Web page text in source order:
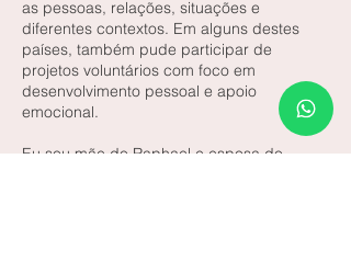
as pessoas, relações, situações e
diferentes contextos. Em alguns destes
países, também pude participar de
projetos voluntários com foco em
desenvolvimento pessoal e apoio
emocional.
Eu sou mãe do Raphael e esposa do